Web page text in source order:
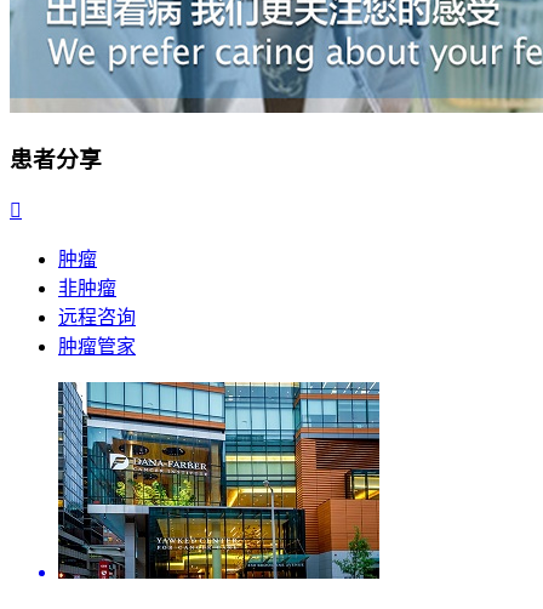
患者分享

肿瘤
非肿瘤
远程咨询
肿瘤管家